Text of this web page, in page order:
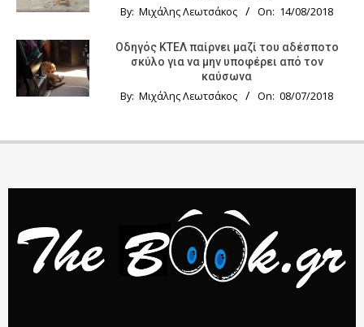
By: Μιχάλης Λεωτσάκος On: 14/08/2018
Οδηγός KTΕΛ παίρνει μαζί του αδέσποτο
σκύλο για να μην υποφέρει από τον
καύσωνα
By: Μιχάλης Λεωτσάκος On: 08/07/2018